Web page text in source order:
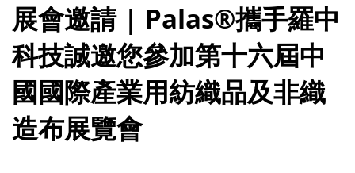
展會邀請 | Palas®攜手羅中
科技誠邀您參加第十六屆中
國國際產業用紡織品及非織
造布展覽會